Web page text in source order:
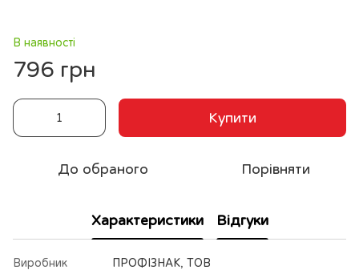
В наявності
796 грн
Купити
До обраного Порівняти
Характеристики Відгуки
Виробник
ПРОФІЗНАК, ТОВ